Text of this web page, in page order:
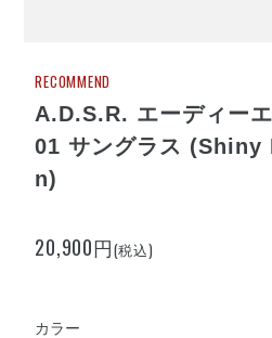
RECOMMEND
A.D.S.R. エーディー
01 サングラス
n)
20,900円(税込)
カラー